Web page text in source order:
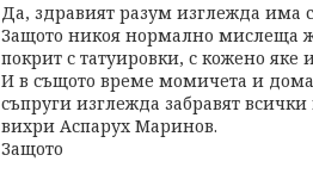
Да, здравият разум изглежда има
Защото никоя нормално мислеща
покрит с татуировки, с кожено яке
И в същото време момичета и
съпруги изглежда забравят
вихри Аспарух Маринов.
Защото